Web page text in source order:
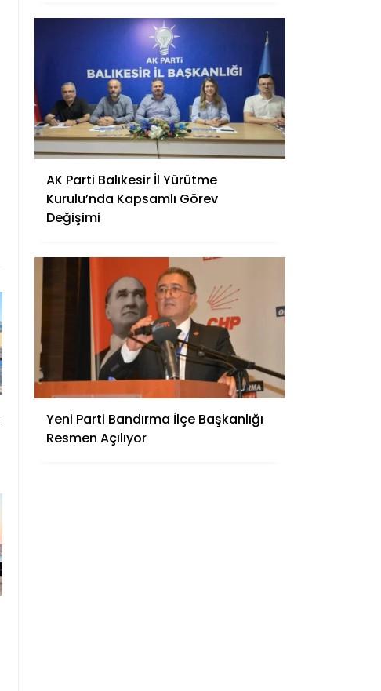
AK Parti Balıkesir İl Yürütme
Kurulu’nda Kapsamlı Görev
Değişimi
Yeni Parti Bandırma İlçe Başkanlığı
Resmen Açılıyor